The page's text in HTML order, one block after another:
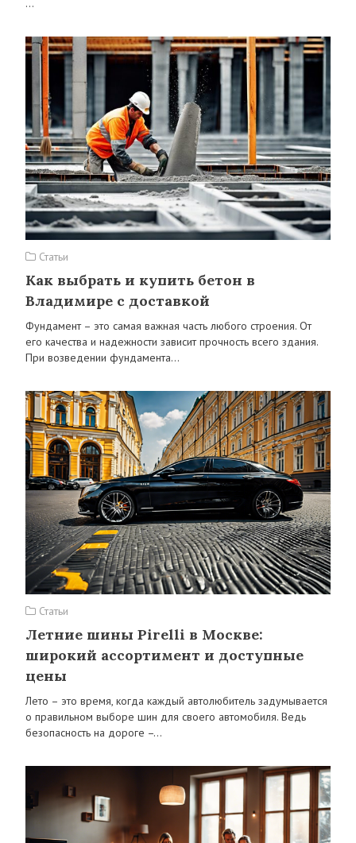
…
Статьи
Как выбрать и купить бетон в
Владимире с доставкой
Фундамент – это самая важная часть любого строения. От
его качества и надежности зависит прочность всего здания.
При возведении фундамента…
Статьи
Летние шины Pirelli в Москве:
широкий ассортимент и доступные
цены
Лето – это время, когда каждый автолюбитель задумывается
о правильном выборе шин для своего автомобиля. Ведь
безопасность на дороге –…